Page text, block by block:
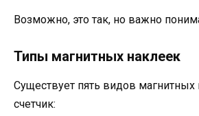
Возможно, это так, но важно
Типы магнитных наклеек
Существует пять видов
счетчик: